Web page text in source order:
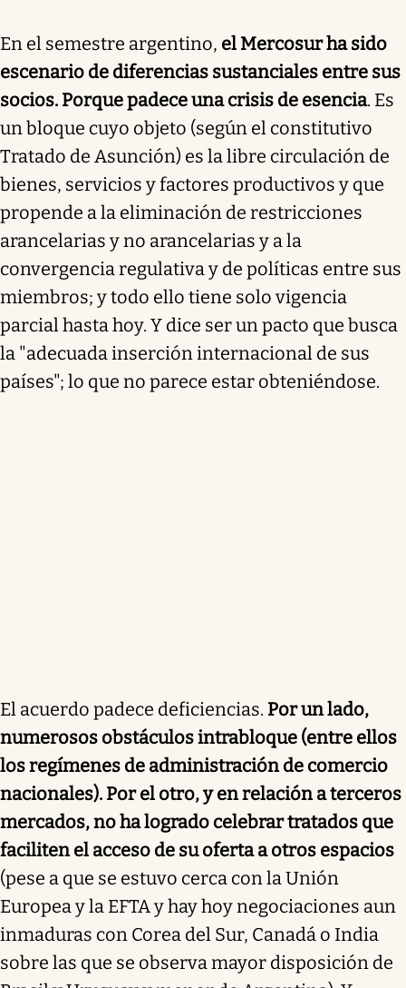
En el semestre argentino, el Mercosur ha sido
escenario de diferencias sustanciales entre sus
socios. Porque padece una crisis de esencia. Es
un bloque cuyo objeto (según el constitutivo
Tratado de Asunción) es la libre circulación de
bienes, servicios y factores productivos y que
propende a la eliminación de restricciones
arancelarias y no arancelarias y a la
convergencia regulativa y de políticas entre sus
miembros; y todo ello tiene solo vigencia
parcial hasta hoy. Y dice ser un pacto que busca
la "adecuada inserción internacional de sus
países"; lo que no parece estar obteniéndose.
El acuerdo padece deficiencias. Por un lado,
numerosos obstáculos intrabloque (entre ellos
los regímenes de administración de comercio
nacionales). Por el otro, y en relación a terceros
mercados, no ha logrado celebrar tratados que
faciliten el acceso de su oferta a otros espacios
(pese a que se estuvo cerca con la Unión
Europea y la EFTA y hay hoy negociaciones aun
inmaduras con Corea del Sur, Canadá o India
sobre las que se observa mayor disposición de